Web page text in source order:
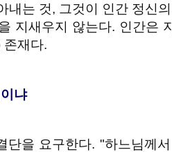
내는 것, 그것이 인간 정신
지새우지 않는다. 인간은
존재다.
냐
단을 요구한다. "하느님께